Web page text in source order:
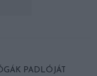
PADLÓJÁT